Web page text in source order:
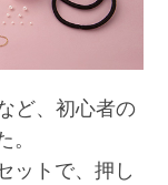
ど、初心者の
ットで、押し